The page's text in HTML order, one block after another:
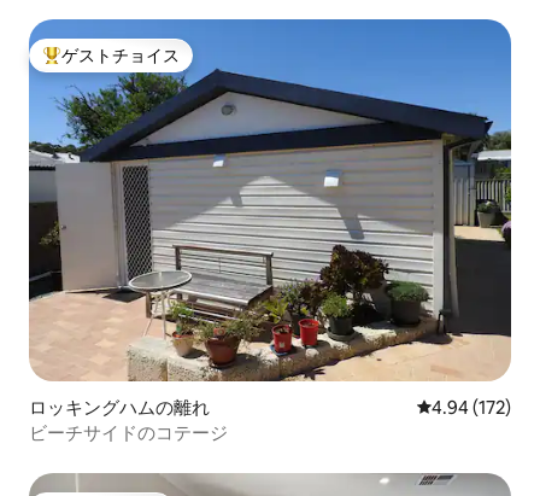
大好評のゲストチョイスです。
ゲストチョイス
ロッキングハムの離れ レビュー172
4.94 (172)
ビーチサイドのコテージ